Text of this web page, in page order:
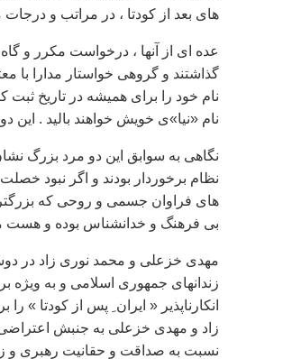
های بعد از کودتا ، در مراتب و
عده ای از آنها ، درخواست مکرر و
گذاشتند و گروهی خواستار مدارا با
نام خود را برای هميشه در تاريخ ثبت
نام «نيا»ی خويش خواهند باليد .
نگاهی به سوابق اين دو مرد بزرگ
نظام برخوردار بودند و اگر نبود
های فراوان جسمی و روحی که
بی فرهنگ و خدانشناس بوده و هست
مهدی خزعلی و محمد نوری زاد در
زندانهای جمهوری اسلامی و به ويژه
انکارناپذير « ايران ِ پس از کودتا »
زاد و مهدی خزعلی به جنبش اعتراضی
نسبت به صداقت و حقانيت رهبری و